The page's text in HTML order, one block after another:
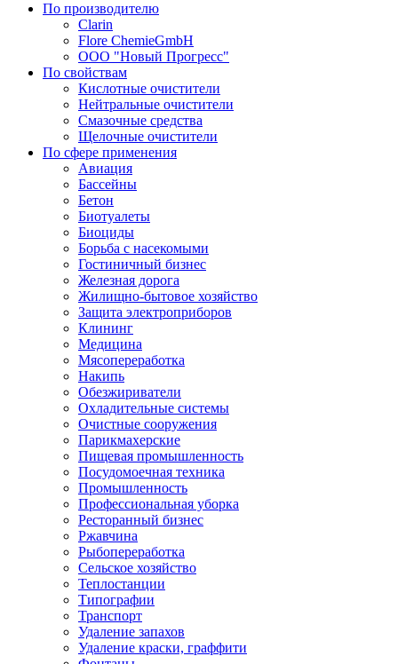
По производителю
Clarin
Flore ChemieGmbH
ООО "Новый Прогресс"
По свойствам
Кислотные очистители
Нейтральные очистители
Смазочные средства
Щелочные очистители
По сфере применения
Авиация
Бассейны
Бетон
Биотуалеты
Биоциды
Борьба с насекомыми
Гостиничный бизнес
Железная дорога
Жилищно-бытовое хозяйство
Защита электроприборов
Клининг
Медицина
Мясопереработка
Накипь
Обезжириватели
Охладительные системы
Очистные сооружения
Парикмахерские
Пищевая промышленность
Посудомоечная техника
Промышленность
Профессиональная уборка
Ресторанный бизнес
Ржавчина
Рыбопереработка
Сельское хозяйство
Теплостанции
Типографии
Транспорт
Удаление запахов
Удаление краски, граффити